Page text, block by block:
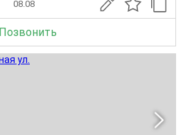
08.08
Позвонить